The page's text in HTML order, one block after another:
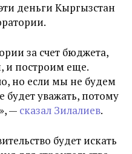
деньги Кыргызстан
за счет бюджета,
и построим еще.
но если мы не будем
будет уважать, потому
— сказал Зилалиев.
будет искать